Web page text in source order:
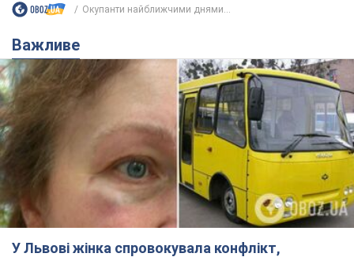
Окупанти найближчими днями...
Важливе
У Львові жінка спровокувала конфлікт,